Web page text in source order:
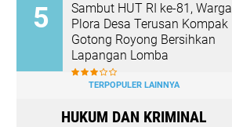
Sambut HUT RI ke-81, Warga
Plora Desa Terusan Kompak
Gotong Royong Bersihkan
Lapangan Lomba
TERPOPULER LAINNYA
HUKUM DAN KRIMINAL